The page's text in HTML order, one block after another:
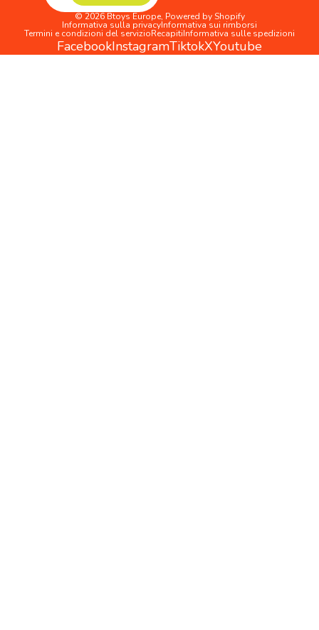
© 2026 Btoys Europe, Powered by Shopify
Informativa sulla privacyInformativa sui rimborsi
Termini e condizioni del servizioRecapitiInformativa sulle spedizioni
FacebookInstagramTiktokXYoutube